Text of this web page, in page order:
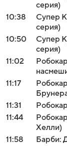
серия)
10:38
Супер
серия)
10:50
Супер
серия)
11:02
11:17
11:31
11:44
Хелли)
11:58
Барби: